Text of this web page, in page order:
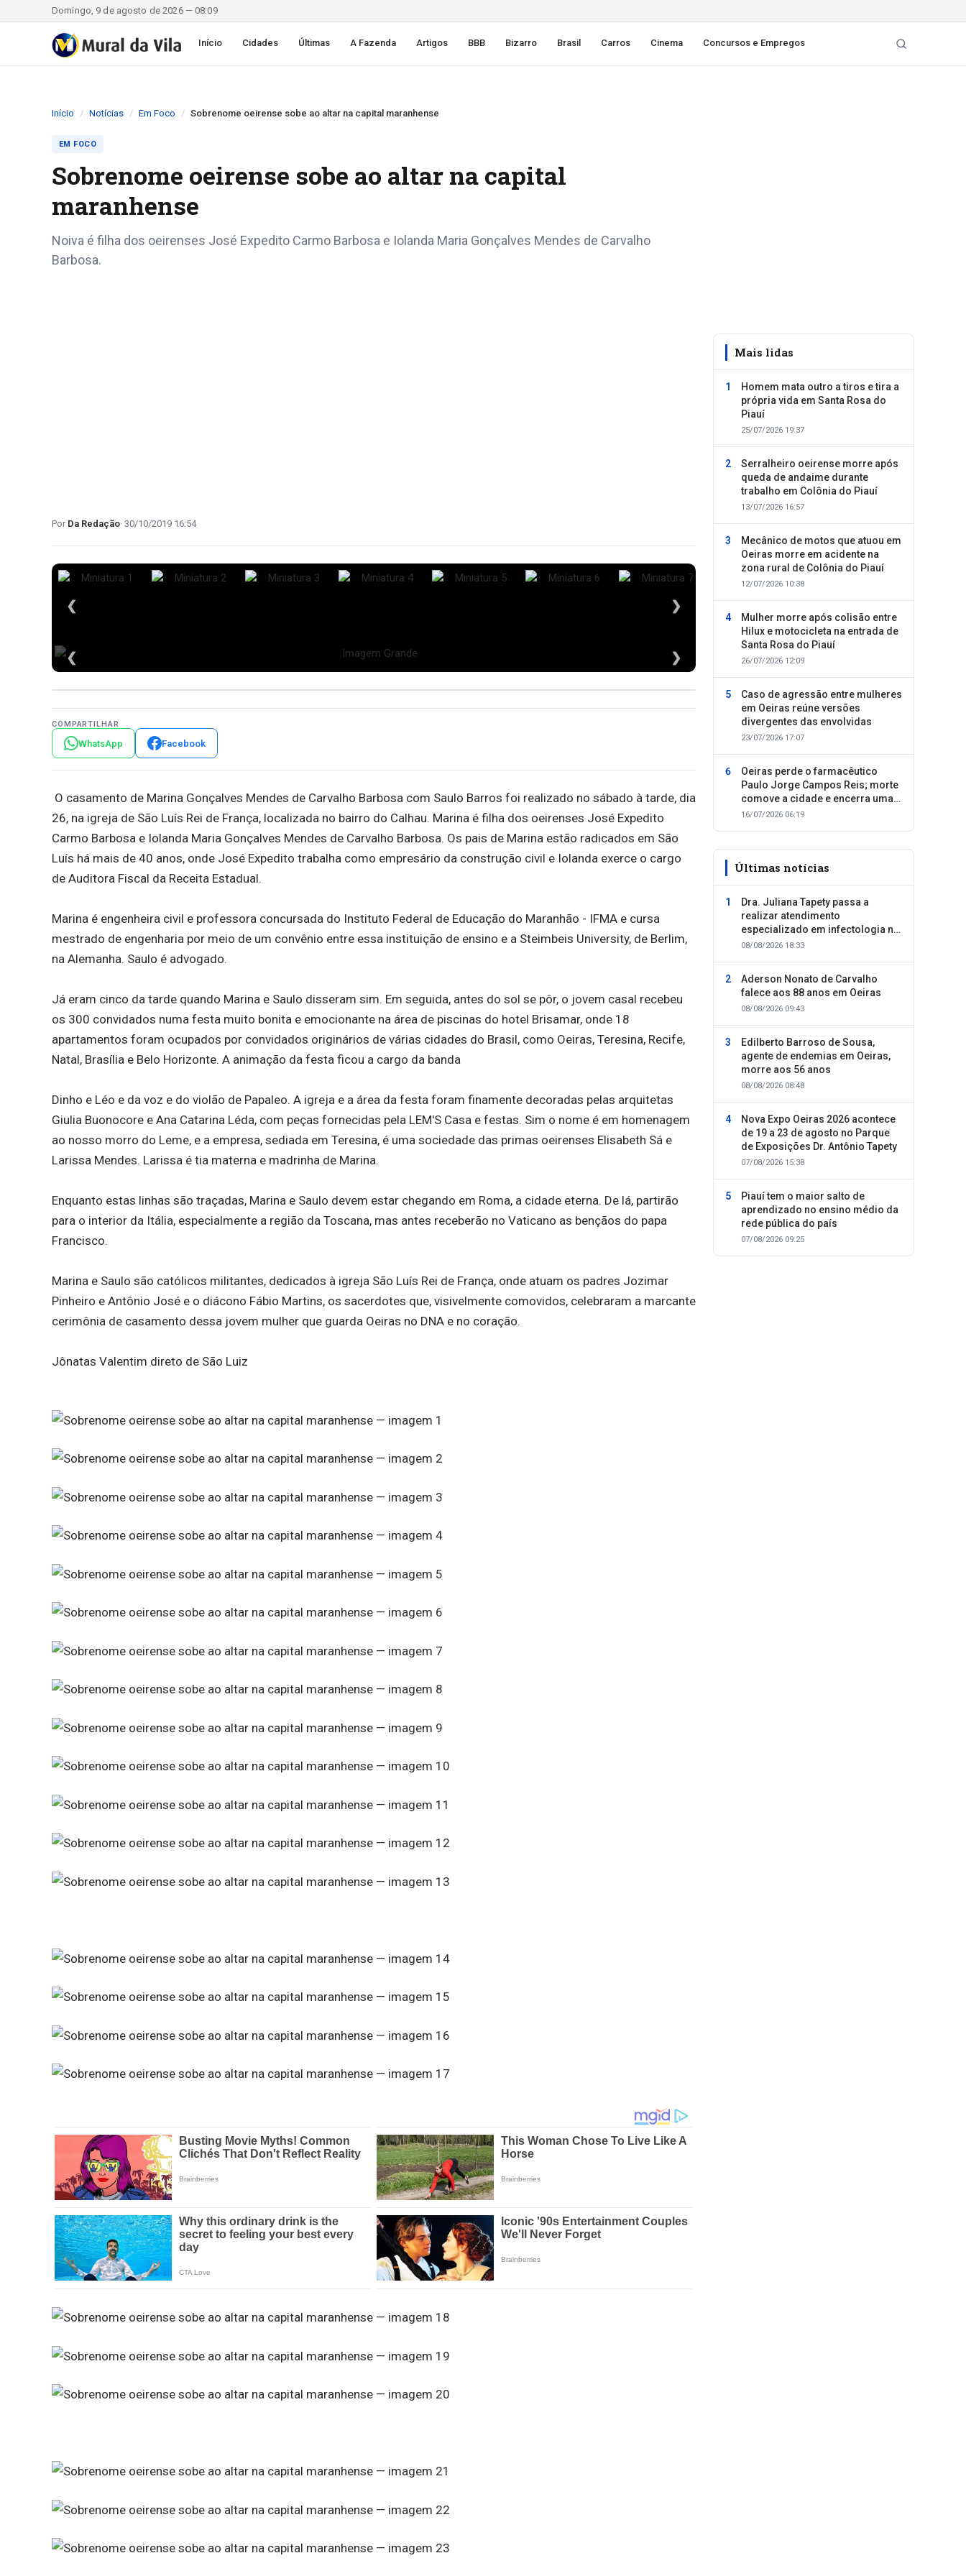
Domingo, 9 de agosto de 2026 — 08:09
Início Cidades Últimas A Fazenda Artigos BBB Bizarro Brasil Carros Cinema Concursos e Empregos
Início Notícias Em Foco Sobrenome oeirense sobe ao altar na capital maranhense
EM FOCO
Sobrenome oeirense sobe ao altar na capital
maranhense
Noiva é filha dos oeirenses José Expedito Carmo Barbosa e Iolanda Maria Gonçalves Mendes de Carvalho
Barbosa.
Da Redação 30/10/2019 16:54
❮ ❯
❮ ❯
COMPARTILHAR
WhatsApp Facebook
O casamento de Marina Gonçalves Mendes de Carvalho Barbosa com Saulo Barros foi realizado no sábado à tarde, dia
26, na igreja de São Luís Rei de França, localizada no bairro do Calhau. Marina é filha dos oeirenses José Expedito
Carmo Barbosa e Iolanda Maria Gonçalves Mendes de Carvalho Barbosa. Os pais de Marina estão radicados em São
Luís há mais de 40 anos, onde José Expedito trabalha como empresário da construção civil e Iolanda exerce o cargo
de Auditora Fiscal da Receita Estadual.
Marina é engenheira civil e professora concursada do Instituto Federal de Educação do Maranhão - IFMA e cursa
mestrado de engenharia por meio de um convênio entre essa instituição de ensino e a Steimbeis University, de Berlim,
na Alemanha. Saulo é advogado.
Já eram cinco da tarde quando Marina e Saulo disseram sim. Em seguida, antes do sol se pôr, o jovem casal recebeu
os 300 convidados numa festa muito bonita e emocionante na área de piscinas do hotel Brisamar, onde 18
apartamentos foram ocupados por convidados originários de várias cidades do Brasil, como Oeiras, Teresina, Recife,
Natal, Brasília e Belo Horizonte. A animação da festa ficou a cargo da banda
Dinho e Léo e da voz e do violão de Papaleo. A igreja e a área da festa foram finamente decoradas pelas arquitetas
Giulia Buonocore e Ana Catarina Léda, com peças fornecidas pela LEM'S Casa e festas. Sim o nome é em homenagem
ao nosso morro do Leme, e a empresa, sediada em Teresina, é uma sociedade das primas oeirenses Elisabeth Sá e
Larissa Mendes. Larissa é tia materna e madrinha de Marina.
Enquanto estas linhas são traçadas, Marina e Saulo devem estar chegando em Roma, a cidade eterna. De lá, partirão
para o interior da Itália, especialmente a região da Toscana, mas antes receberão no Vaticano as bençãos do papa
Francisco.
Marina e Saulo são católicos militantes, dedicados à igreja São Luís Rei de França, onde atuam os padres Jozimar
Pinheiro e Antônio José e o diácono Fábio Martins, os sacerdotes que, visivelmente comovidos, celebraram a marcante
cerimônia de casamento dessa jovem mulher que guarda Oeiras no DNA e no coração.
Jônatas Valentim direto de São Luiz
Mais lidas
Homem mata outro a tiros e tira a
própria vida em Santa Rosa do
Piauí
25/07/2026 19:37
Serralheiro oeirense morre após
queda de andaime durante
trabalho em Colônia do Piauí
13/07/2026 16:57
Mecânico de motos que atuou em
Oeiras morre em acidente na
zona rural de Colônia do Piauí
12/07/2026 10:38
Mulher morre após colisão entre
Hilux e motocicleta na entrada de
Santa Rosa do Piauí
26/07/2026 12:09
Caso de agressão entre mulheres
em Oeiras reúne versões
divergentes das envolvidas
23/07/2026 17:07
Oeiras perde o farmacêutico
Paulo Jorge Campos Reis; morte
comove a cidade e encerra uma
trajetória dedicada ao cuidado
16/07/2026 06:19
Últimas notícias
Dra. Juliana Tapety passa a
realizar atendimento
especializado em infectologia na
Clínica SID, em Oeiras
08/08/2026 18:33
Aderson Nonato de Carvalho
falece aos 88 anos em Oeiras
08/08/2026 09:43
Edilberto Barroso de Sousa,
agente de endemias em Oeiras,
morre aos 56 anos
08/08/2026 08:48
Nova Expo Oeiras 2026 acontece
de 19 a 23 de agosto no Parque
de Exposições Dr. Antônio Tapety
07/08/2026 15:38
Piauí tem o maior salto de
aprendizado no ensino médio da
rede pública do país
07/08/2026 09:25